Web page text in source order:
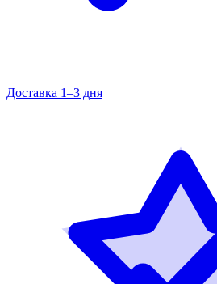
Доставка 1–3 дня